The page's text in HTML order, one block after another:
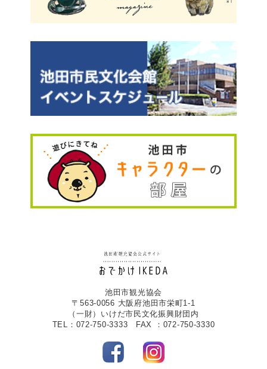
池田市観光協会
〒563-0056 大阪府池田市栄町1-1
（一財）いけだ市民文化振興財団内
TEL：072-750-3333 FAX ：072-750-3330